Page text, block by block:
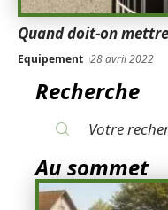
Quand doit-on
Equipement 28 avril 2022
Recherche
Au sommet